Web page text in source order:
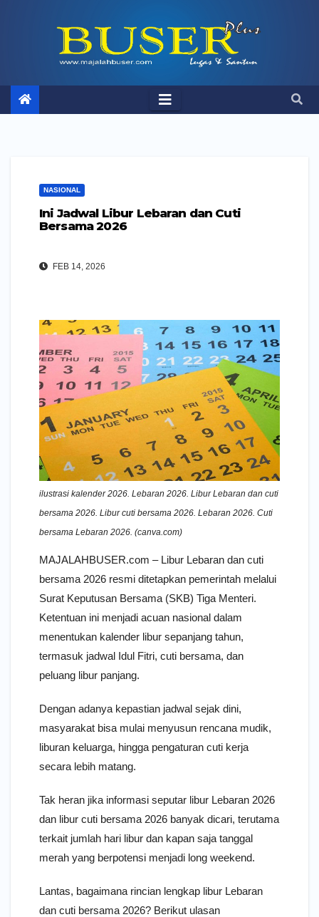
NASIONAL
Ini Jadwal Libur Lebaran dan Cuti
Bersama 2026
FEB 14, 2026
ilustrasi kalender 2026. Lebaran 2026. Libur Lebaran dan cuti
bersama 2026. Libur cuti bersama 2026. Lebaran 2026. Cuti
bersama Lebaran 2026. (canva.com)
MAJALAHBUSER.com – Libur Lebaran dan cuti
bersama 2026 resmi ditetapkan pemerintah melalui
Surat Keputusan Bersama (SKB) Tiga Menteri.
Ketentuan ini menjadi acuan nasional dalam
menentukan kalender libur sepanjang tahun,
termasuk jadwal Idul Fitri, cuti bersama, dan
peluang libur panjang.
Dengan adanya kepastian jadwal sejak dini,
masyarakat bisa mulai menyusun rencana mudik,
liburan keluarga, hingga pengaturan cuti kerja
secara lebih matang.
Tak heran jika informasi seputar libur Lebaran 2026
dan libur cuti bersama 2026 banyak dicari, terutama
terkait jumlah hari libur dan kapan saja tanggal
merah yang berpotensi menjadi long weekend.
Lantas, bagaimana rincian lengkap libur Lebaran
dan cuti bersama 2026? Berikut ulasan